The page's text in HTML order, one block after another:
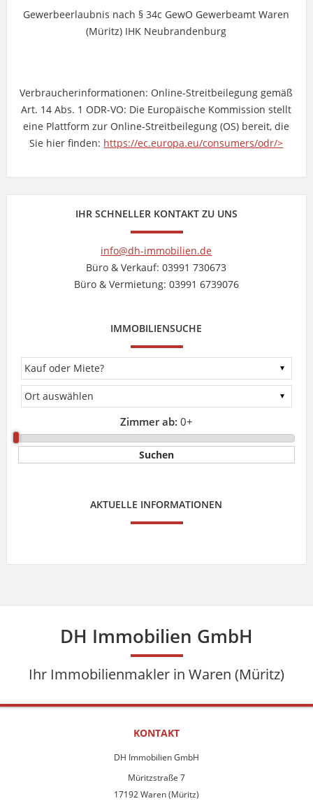
Gewerbeerlaubnis nach § 34c GewO Gewerbeamt Waren
(Müritz) IHK Neubrandenburg
Verbraucherinformationen: Online-Streitbeilegung gemäß
Art. 14 Abs. 1 ODR-VO: Die Europäische Kommission stellt
eine Plattform zur Online-Streitbeilegung (OS) bereit, die
Sie hier finden: https://ec.europa.eu/consumers/odr/>
IHR SCHNELLER KONTAKT ZU UNS
info@dh-immobilien.de
Büro & Verkauf: 03991 730673
Büro & Vermietung: 03991 6739076
IMMOBILIENSUCHE
Zimmer ab: 0+
AKTUELLE INFORMATIONEN
DH Immobilien GmbH
Ihr Immobilienmakler in Waren (Müritz)
KONTAKT
DH Immobilien GmbH
Müritzstraße 7
17192 Waren (Müritz)